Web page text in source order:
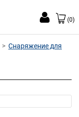
(0)
Снаряжение для